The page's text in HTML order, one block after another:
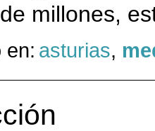
millones,
en: asturias,